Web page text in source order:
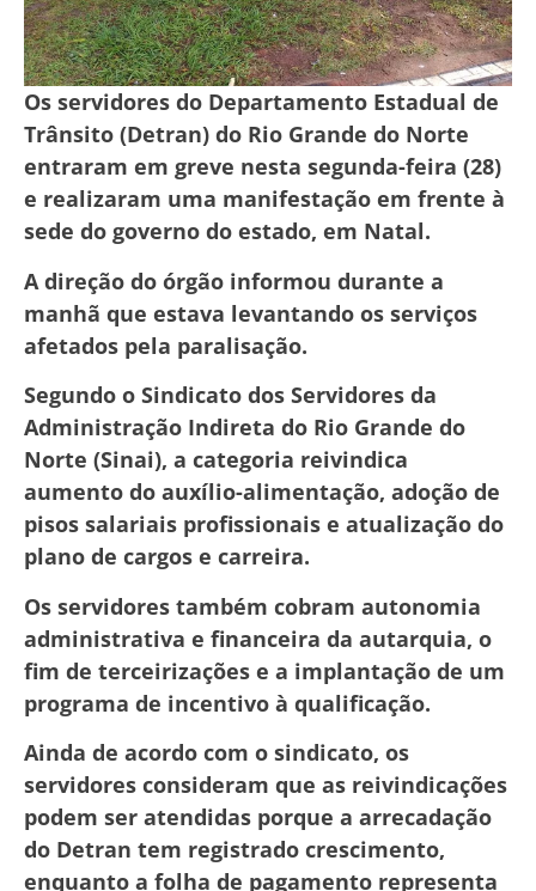
Os servidores do Departamento Estadual de
Trânsito (Detran) do Rio Grande do Norte
entraram em greve nesta segunda-feira (28)
e realizaram uma manifestação em frente à
sede do governo do estado, em Natal.
A direção do órgão informou durante a
manhã que estava levantando os serviços
afetados pela paralisação.
Segundo o Sindicato dos Servidores da
Administração Indireta do Rio Grande do
Norte (Sinai), a categoria reivindica
aumento do auxílio-alimentação, adoção de
pisos salariais profissionais e atualização do
plano de cargos e carreira.
Os servidores também cobram autonomia
administrativa e financeira da autarquia, o
fim de terceirizações e a implantação de um
programa de incentivo à qualificação.
Ainda de acordo com o sindicato, os
servidores consideram que as reivindicações
podem ser atendidas porque a arrecadação
do Detran tem registrado crescimento,
enquanto a folha de pagamento representa